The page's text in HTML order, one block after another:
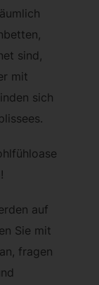
sind,
mit
sich
auf
Sie mit
fragen